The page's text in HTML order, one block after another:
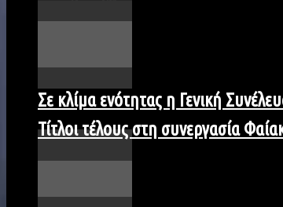
Τίτλοι τέλους στη συνεργασία
Σε κλίμα ενότητας η Γενική